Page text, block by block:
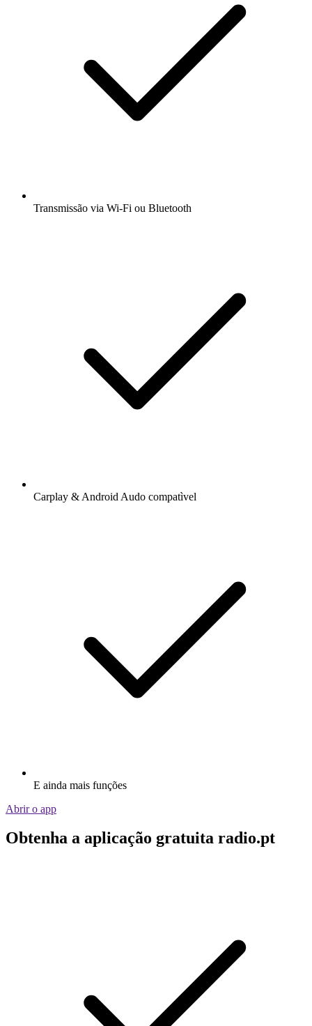
Transmissão via Wi-Fi ou Bluetooth
Carplay & Android Audo compatìvel
E ainda mais funções
Abrir o app
Obtenha a aplicação gratuita radio.pt